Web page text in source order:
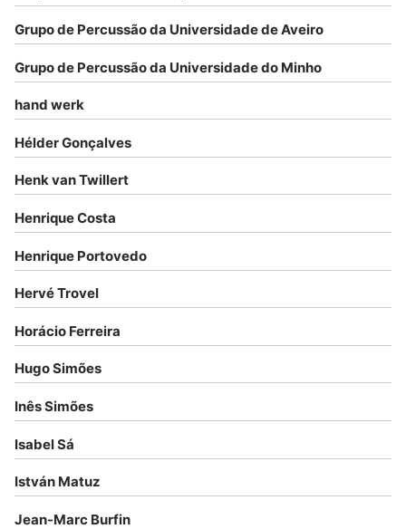
Grupo de Percussão da Universidade de Aveiro
Grupo de Percussão da Universidade do Minho
hand werk
Hélder Gonçalves
Henk van Twillert
Henrique Costa
Henrique Portovedo
Hervé Trovel
Horácio Ferreira
Hugo Simões
Inês Simões
Isabel Sá
István Matuz
Jean-Marc Burfin